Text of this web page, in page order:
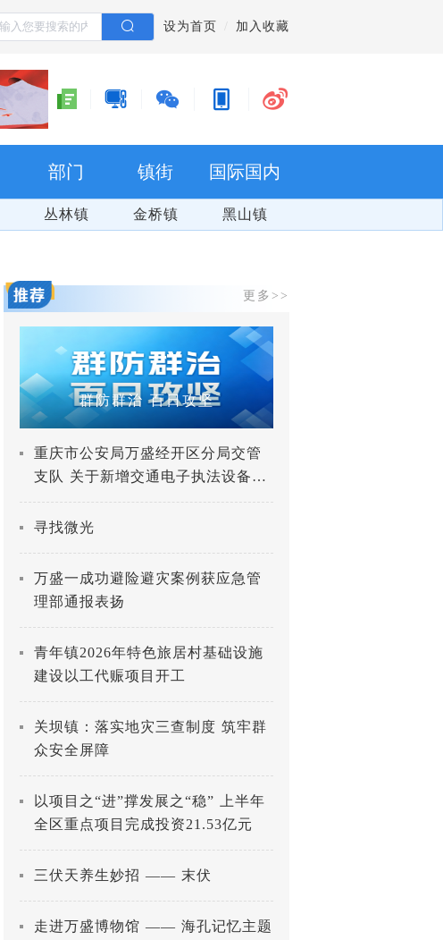
设为首页 加入收藏
部门 镇街 国际国内
丛林镇 金桥镇 黑山镇
更多>>
重庆市公安局万盛经开区分局交管
支队 关于新增交通电子执法设备的
公示
寻找微光
万盛一成功避险避灾案例获应急管
理部通报表扬
青年镇2026年特色旅居村基础设施
建设以工代赈项目开工
关坝镇：落实地灾三查制度 筑牢群
众安全屏障
以项目之“进”撑发展之“稳” 上半年
全区重点项目完成投资21.53亿元
三伏天养生妙招 —— 末伏
走进万盛博物馆 —— 海孔记忆主题